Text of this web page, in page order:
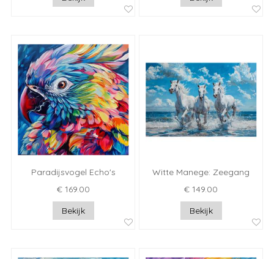
Paradijsvogel Echo's
€ 169.00
Bekijk
Witte Manege: Zeegang
€ 149.00
Bekijk